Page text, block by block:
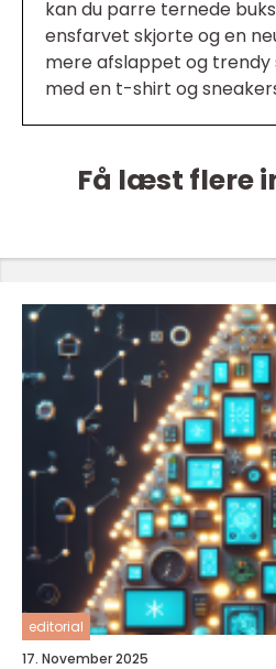
kan du parre ternede
ensfarvet skjorte og en
mere afslappet og trendy
med en t-shirt og
Få læst flere
editorial
17. November 2025